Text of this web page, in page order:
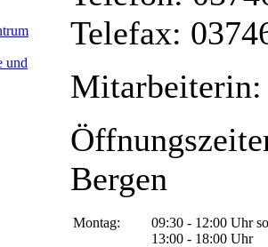
und
Telefax:
Mitarbeiterin:
Bergen
Montag:
09:30 - 12:00 Uhr
13:00 - 18:00 Uhr